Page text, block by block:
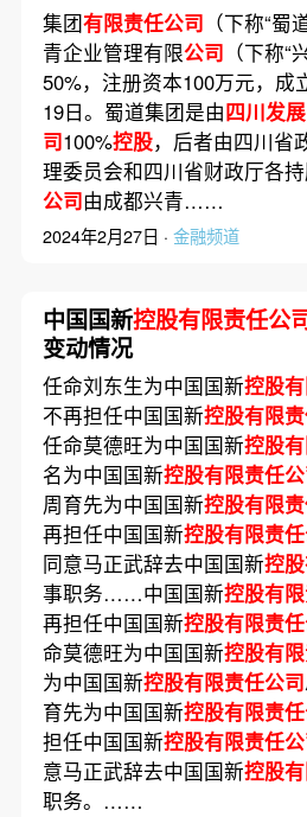
集团有限责任公司 （下称“
青企业管理有限公司 （下称“
50%，注册资本100万元，成
19日。蜀道集团是由四川发展
司100%控股，后者由四川省
理委员会和四川省财政厅各
公司由成都兴青……
2024年2月27日 · 金融频道
中国国新控股有限责任公
变动情况
任命刘东生为中国国新控股
不再担任中国国新控股有限
任命莫德旺为中国国新控股
名为中国国新控股有限责任
周育先为中国国新控股有限
再担任中国国新控股有限责
同意马正武辞去中国国新控
事职务……中国国新控股有
再担任中国国新控股有限责
命莫德旺为中国国新控股有
为中国国新控股有限责任公司
育先为中国国新控股有限责
担任中国国新控股有限责任
意马正武辞去中国国新控股
职务。……